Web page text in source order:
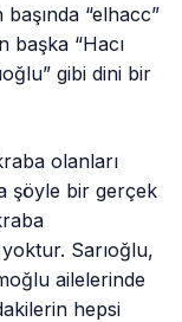
başında “elhacc”
başka “Hacı
gibi dini bir
olanları
şöyle bir gerçek
Sarıoğlu,
ailelerinde
hepsi